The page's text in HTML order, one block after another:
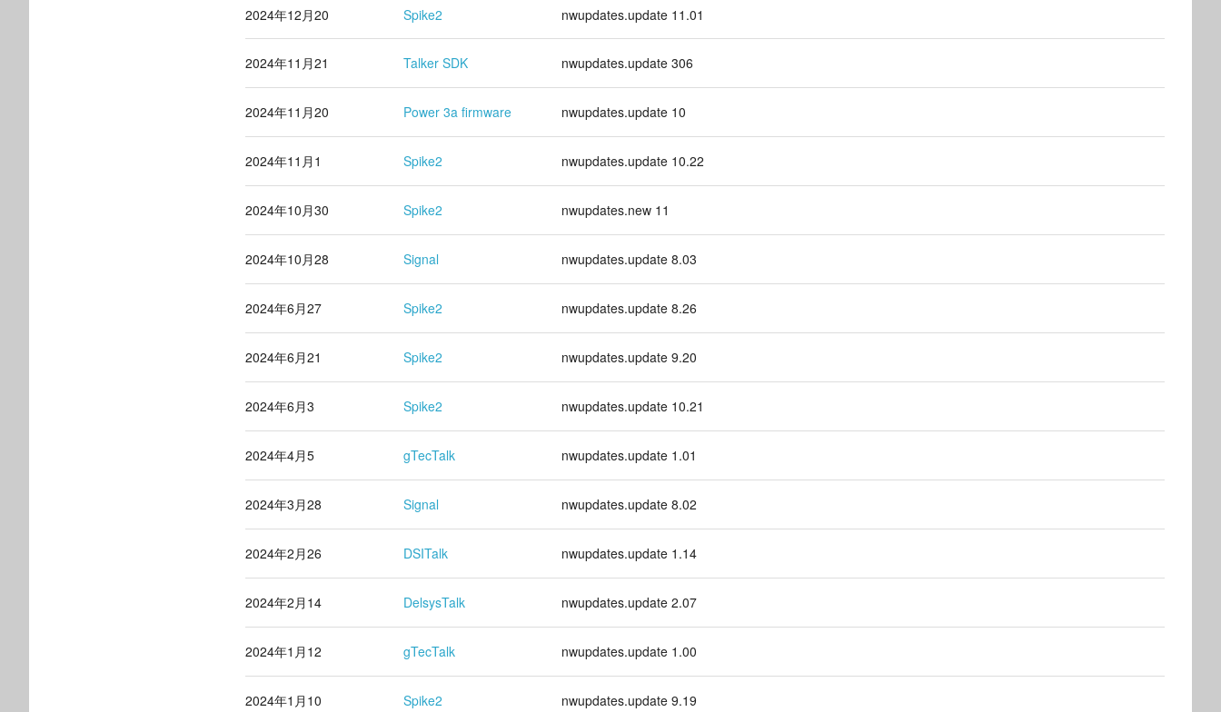
2024年12月20 Spike2 nwupdates.update 11.01
2024年11月21 Talker SDK nwupdates.update 306
2024年11月20 Power 3a firmware nwupdates.update 10
2024年11月1 Spike2 nwupdates.update 10.22
2024年10月30 Spike2 nwupdates.new 11
2024年10月28 Signal nwupdates.update 8.03
2024年6月27 Spike2 nwupdates.update 8.26
2024年6月21 Spike2 nwupdates.update 9.20
2024年6月3 Spike2 nwupdates.update 10.21
2024年4月5 gTecTalk nwupdates.update 1.01
2024年3月28 Signal nwupdates.update 8.02
2024年2月26 DSITalk nwupdates.update 1.14
2024年2月14 DelsysTalk nwupdates.update 2.07
2024年1月12 gTecTalk nwupdates.update 1.00
2024年1月10 Spike2 nwupdates.update 9.19